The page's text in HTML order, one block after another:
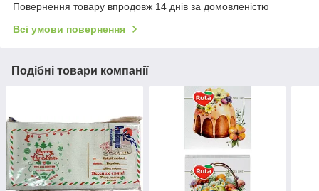
Повернення товару впродовж 14 днів за домовленістю
Всі умови повернення
Подібні товари компанії